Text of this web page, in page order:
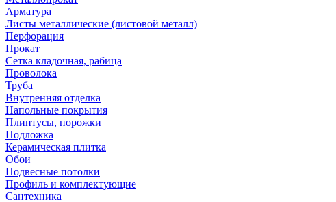
Арматура
Листы металлические (листовой металл)
Перфорация
Прокат
Сетка кладочная, рабица
Проволока
Труба
Внутренняя отделка
Напольные покрытия
Плинтусы, порожки
Подложка
Керамическая плитка
Обои
Подвесные потолки
Профиль и комплектующие
Сантехника